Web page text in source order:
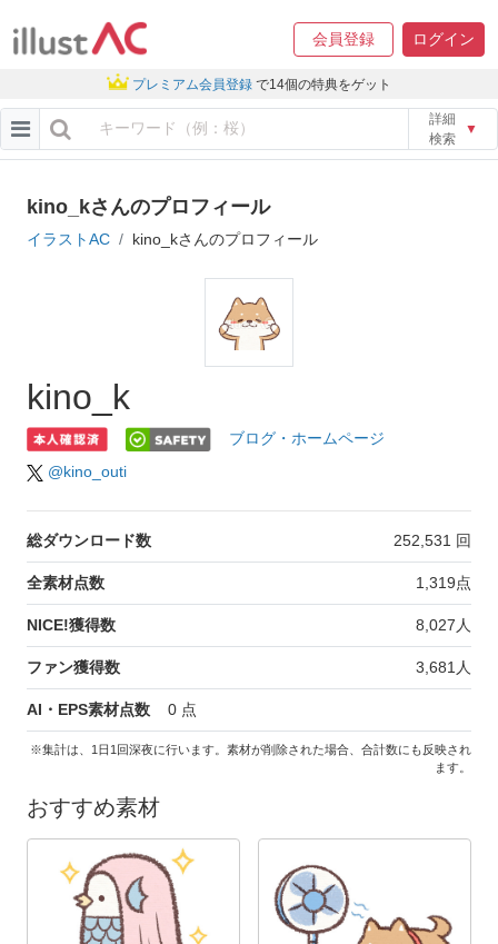
会員登録 ログイン
プレミアム会員登録 で14個の特典をゲット
詳細
検索
▼
kino_kさんのプロフィール
イラストAC kino_kさんのプロフィール
kino_k
ブログ・ホームページ
@kino_outi
総ダウンロード数 252,531 回
全素材点数 1,319点
NICE!獲得数 8,027 人
ファン獲得数 3,681 人
AI・EPS素材点数 0 点
※集計は、1日1回深夜に行います。素材が削除された場合、合計数にも反映され
ます。
おすすめ素材